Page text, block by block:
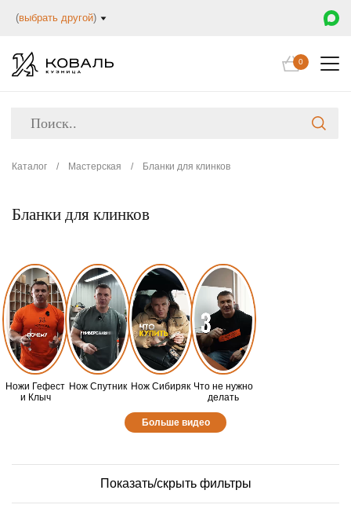
(выбрать другой)
0
Каталог / Мастерская / Бланки для клинков
Бланки для клинков
Ножи Гефест
и Клыч
Нож Спутник Нож Сибиряк Что не нужно
делать
Больше видео
Показать/скрыть фильтры